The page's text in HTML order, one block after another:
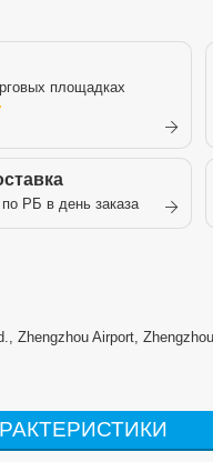
площадках
РБ в день заказа
Zhengzhou Airport,